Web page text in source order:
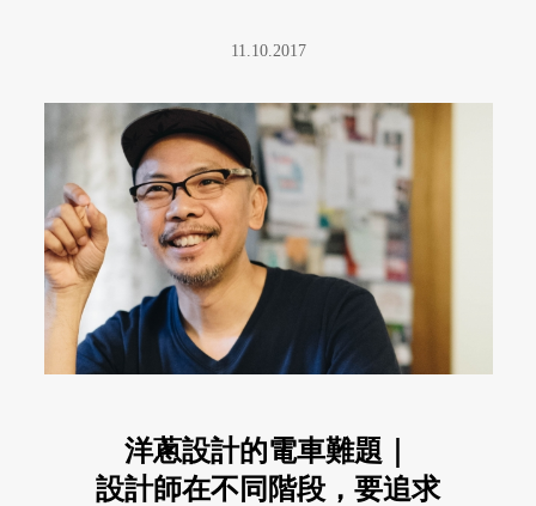
11.10.2017
洋蔥設計的電車難題｜
設計師在不同階段，要追求